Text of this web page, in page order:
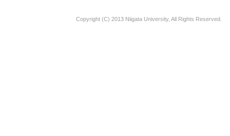
Copyright (C) 2013 Niigata University, All Rights Reserved.